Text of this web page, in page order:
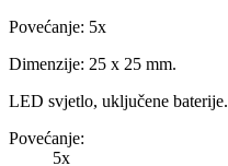
Povećanje: 5x
Dimenzije: 25 x 25 mm.
LED svjetlo, uključene baterije.
Povećanje:
5x